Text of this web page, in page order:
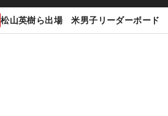
松山英樹ら出場 米男子リーダーボード